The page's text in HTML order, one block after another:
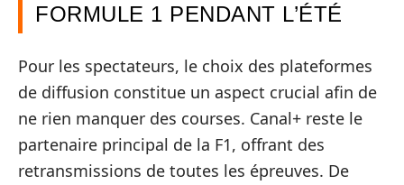
FORMULE 1 PENDANT L’ÉTÉ
Pour les spectateurs, le choix des plateformes
de diffusion constitue un aspect crucial afin de
ne rien manquer des courses. Canal+ reste le
partenaire principal de la F1, offrant des
retransmissions de toutes les épreuves. De